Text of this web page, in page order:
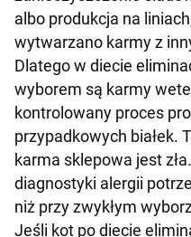
albo produkcja na
wytwarzano karmy z
Dlatego w diecie
wyborem są karmy
kontrolowany proces
przypadkowych białek.
karma sklepowa jest
diagnostyki alergii
niż przy zwykłym
Jeśli kot po diecie